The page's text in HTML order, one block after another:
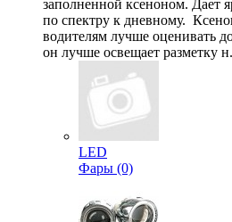
заполненной ксеноном. Дает
по спектру к дневному.
водителям лучше оценивать
он лучше освещает разметку
LED
Фары (0)